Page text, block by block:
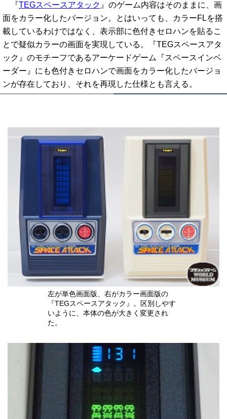
『TEGスペースアタック 』のゲーム内容はそのままに、画
面をカラー化したバージョン。とはいっても、カラーFLを搭
載しているわけではなく、表示部に色付きセロハンを貼るこ
とで疑似カラーの画面を実現している。『TEGスペースアタ
ック』のモチーフであるアーケードゲーム『スペースインベ
ーダー』にも色付きセロハンで画面をカラー化したバージョ
ンが存在しており、それを再現した仕様とも言える。
左が単色画面版、右がカラー画面版の
『TEGスペースアタック』。区別しやす
いように、本体の色が大きく変更され
た。